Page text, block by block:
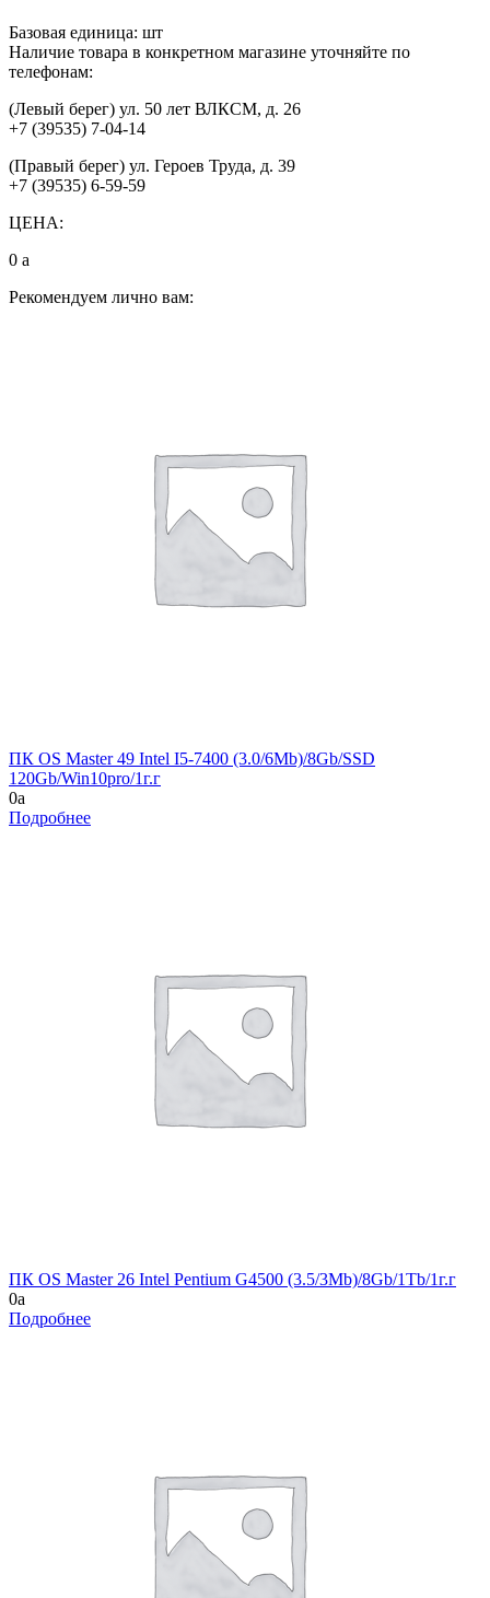
Базовая единица: шт
Наличие товара в конкретном магазине уточняйте по
телефонам:
(Левый берег) ул. 50 лет ВЛКСМ, д. 26
+7 (39535) 7-04-14
(Правый берег) ул. Героев Труда, д. 39
+7 (39535) 6-59-59
ЦЕНА:
0 a
Рекомендуем лично вам:
ПК OS Master 49 Intel I5-7400 (3.0/6Mb)/8Gb/SSD
120Gb/Win10pro/1г.г
0a
Подробнее
ПК OS Master 26 Intel Pentium G4500 (3.5/3Mb)/8Gb/1Tb/1г.г
0a
Подробнее